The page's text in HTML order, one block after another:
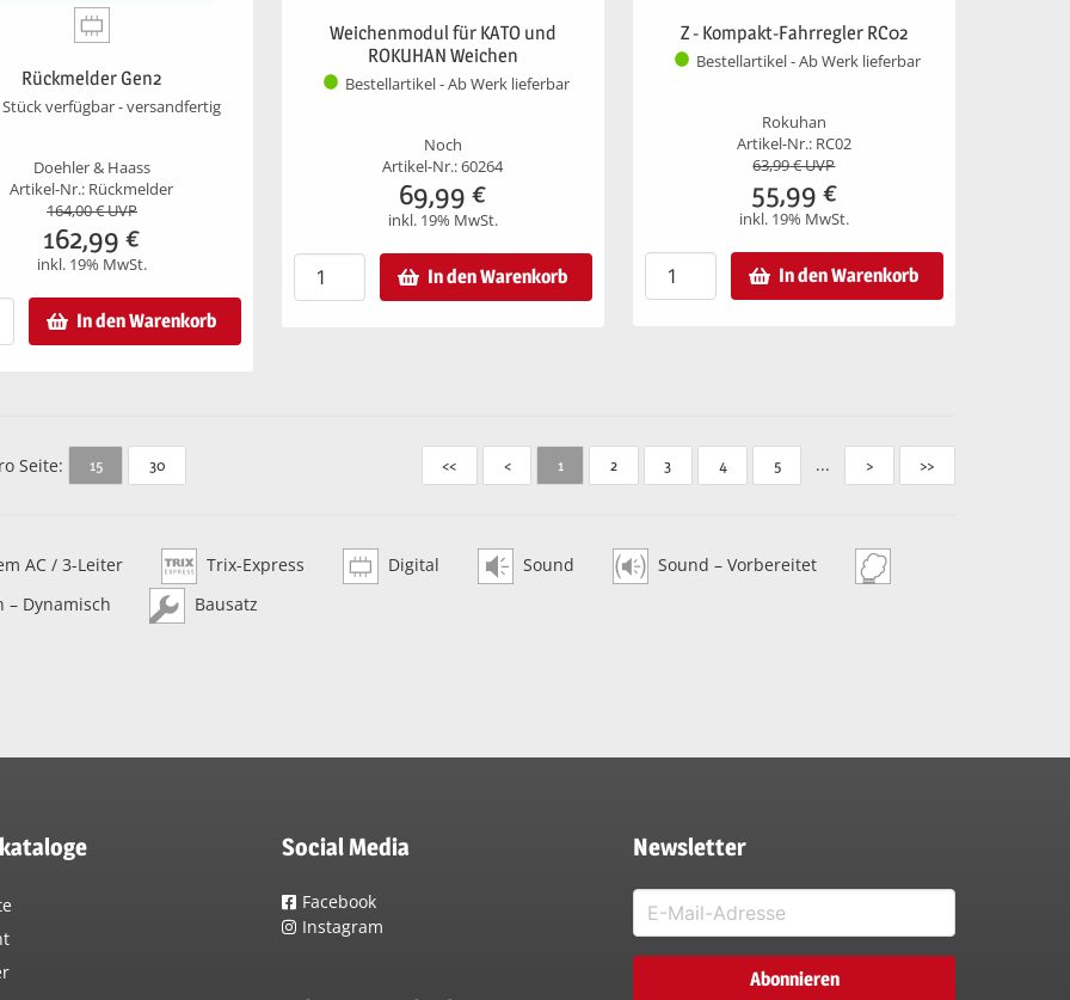
Rückmelder Gen2
Stück verfügbar - versandfertig
Doehler & Haass
Artikel-Nr.: Rückmelder
164,00€ UVP
162,99 €
inkl. 19% MwSt.
In den Warenkorb
Weichenmodul für KATO und
ROKUHAN Weichen
Bestellartikel - Ab Werk lieferbar
Noch
Artikel-Nr.: 60264
69,99 €
inkl. 19% MwSt.
In den Warenkorb
Z - Kompakt-Fahrregler RC02
Bestellartikel - Ab Werk lieferbar
Rokuhan
Artikel-Nr.: RC02
63,99€ UVP
55,99 €
inkl. 19% MwSt.
In den Warenkorb
Seite: 15 30 << < 1 2 3 4 5 ... > >>
AC / 3-Leiter Trix-Express Digital Sound
Sound – Vorbereitet
– Dynamisch
Bausatz
Social Media
Facebook
Instagram
Newsletter